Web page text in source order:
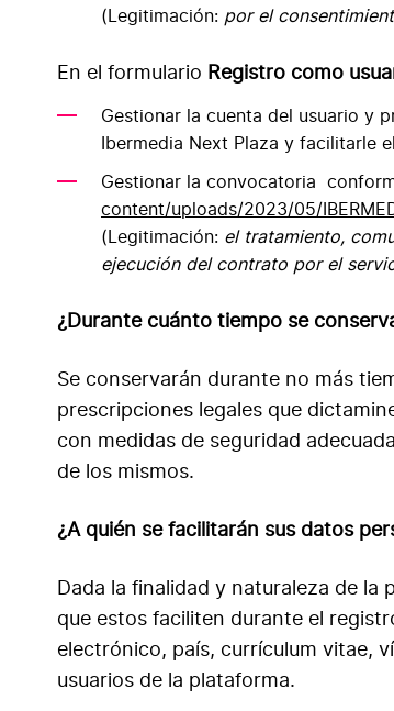
(Legitimación: por el
En el formulario Registro como
Gestionar la cuenta del usuario y
Ibermedia Next Plaza y facilitarle
Gestionar la convocatoria
content/uploads/2023/05/
(Legitimación: el tratamiento,
ejecución del contrato por el
¿Durante cuánto tiempo se
Se conservarán durante no más
prescripciones legales que
con medidas de seguridad
de los mismos.
¿A quién se facilitarán sus datos
Dada la finalidad y naturaleza de la
que estos faciliten durante el
electrónico, país, currículum vitae,
usuarios de la plataforma.